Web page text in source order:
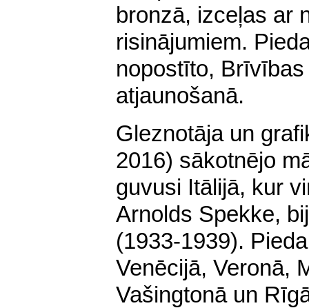
bronzā, izceļas ar
risinājumiem.
nopostīto,
atjaunošanā.
Gleznotāja un
2016) sākotnējo
guvusi Itālijā, kur
Arnolds Spekke,
(1933-1939).
Venēcijā, Veronā,
Vašingtonā un